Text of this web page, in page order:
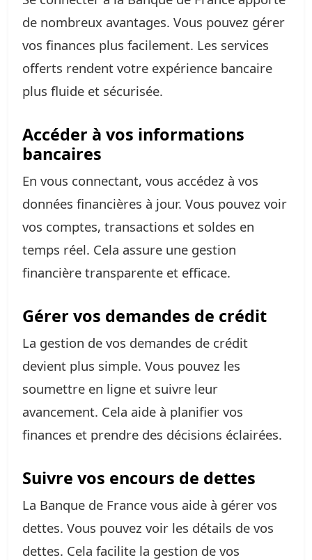
de nombreux avantages. Vous pouvez gérer
vos finances plus facilement. Les services
offerts rendent votre expérience bancaire
plus fluide et sécurisée.
Accéder à vos informations
bancaires
En vous connectant, vous accédez à vos
données financières à jour. Vous pouvez voir
vos comptes, transactions et soldes en
temps réel. Cela assure une gestion
financière transparente et efficace.
Gérer vos demandes de crédit
La gestion de vos demandes de crédit
devient plus simple. Vous pouvez les
soumettre en ligne et suivre leur
avancement. Cela aide à planifier vos
finances et prendre des décisions éclairées.
Suivre vos encours de dettes
La Banque de France vous aide à gérer vos
dettes. Vous pouvez voir les détails de vos
dettes. Cela facilite la gestion de vos